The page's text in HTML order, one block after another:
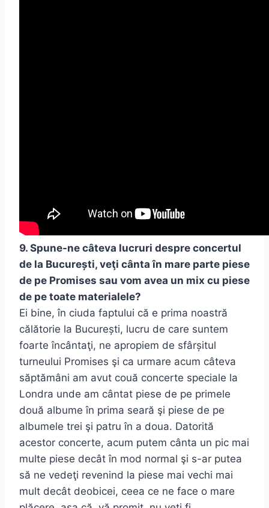
9. Spune-ne câteva lucruri despre concertul
de la București, veţi cânta în mare parte piese
de pe Promises sau vom avea un mix cu piese
de pe toate materialele?
Ei bine, în ciuda faptului că e prima noastră
călătorie la București, lucru de care suntem
foarte încântaţi, ne apropiem de sfârșitul
turneului Promises şi ca urmare acum câteva
săptămâni am avut couă concerte speciale la
Londra unde am cântat piese de pe primele
două albume în prima seară şi piese de pe
albumele trei şi patru în a doua. Datorită
acestor concerte, acum putem cânta un pic mai
multe piese decât în mod normal şi s-ar putea
să ne vedeţi revenind la piese mai vechi mai
mult decât deobicei, ceea ce ne face o mare